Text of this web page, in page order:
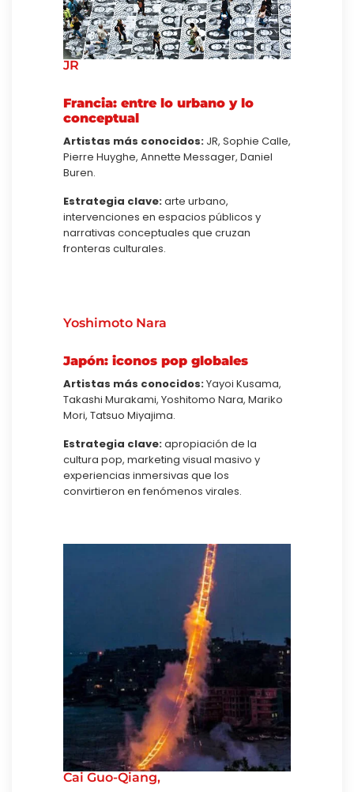
JR
Francia: entre lo urbano y lo
conceptual
Artistas más conocidos: JR, Sophie Calle,
Pierre Huyghe, Annette Messager, Daniel
Buren.
Estrategia clave:arte urbano,
intervenciones en espacios públicos y
narrativas conceptuales que cruzan
fronteras culturales.
Yoshimoto Nara
Japón: iconos pop globales
Artistas más conocidos:Yayoi Kusama,
Takashi Murakami, Yoshitomo Nara, Mariko
Mori, Tatsuo Miyajima.
Estrategia clave:apropiación de la
cultura pop, marketing visual masivo y
experiencias inmersivas que los
convirtieron en fenómenos virales.
Cai Guo-Qiang,